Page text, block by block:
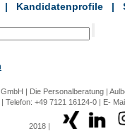
| Kandidatenprofile |
| Die Personalberatung |
Telefon: +49 7121 16124-0 | E-
2018 |